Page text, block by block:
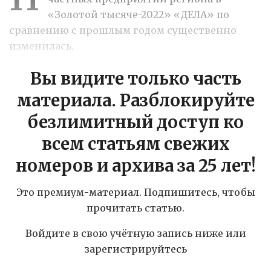
«Золотой тысяче-2022» «ДЕЛА» по
сравнению с прошлым годом существенно
изменилась.
Вы видите только часть
материала. Разблокируйте
безлимитный доступ ко
всем статьям свежих
номеров и архива за 25 лет!
Это премиум-материал. Подпишитесь, чтобы
прочитать статью.
Войдите в свою учётную запись ниже или
зарегистрируйтесь